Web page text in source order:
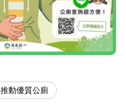
推動優質公廁